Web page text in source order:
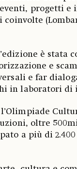
progetti e
è stata
e
e far
in laboratori di
oltre
a più di